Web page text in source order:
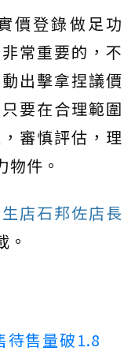
價登錄做足功
常重要的，不
出擊拿捏議價
要在合理範圍
審慎評估，理
物件。
店石邦佐店長
。
待售量破1.8